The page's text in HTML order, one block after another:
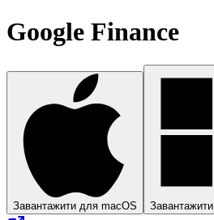
Google Finance
Завантажити для macOS